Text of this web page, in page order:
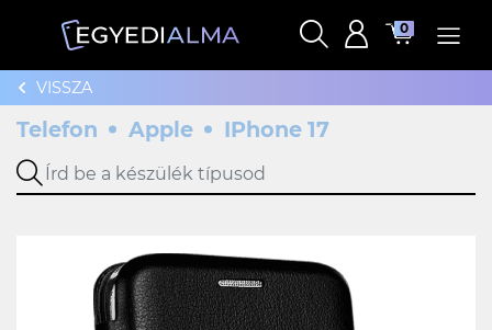
0
VISSZA
Telefon Apple IPhone 17